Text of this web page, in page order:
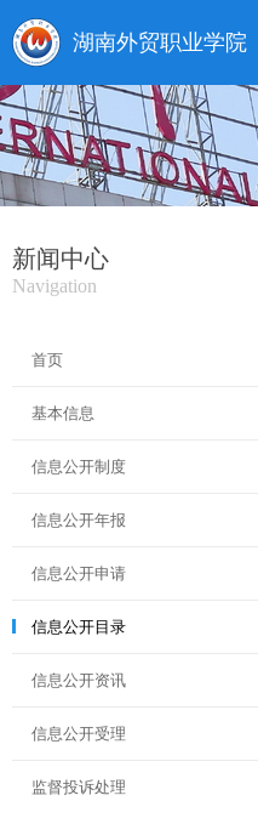
新闻中心
Navigation
首页
基本信息
信息公开制度
信息公开年报
信息公开申请
信息公开目录
信息公开资讯
信息公开受理
监督投诉处理